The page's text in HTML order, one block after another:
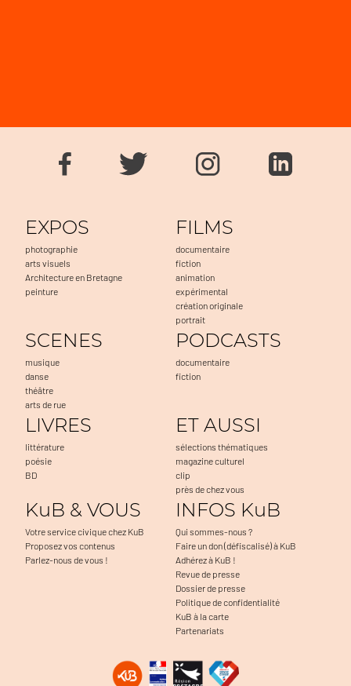
EXPOS
photographie
arts visuels
Architecture en Bretagne
peinture
FILMS
documentaire
fiction
animation
expérimental
création originale
portrait
SCENES
musique
danse
théâtre
arts de rue
PODCASTS
documentaire
fiction
LIVRES
littérature
poésie
BD
ET AUSSI
sélections thématiques
magazine culturel
clip
près de chez vous
KuB & VOUS
Votre service civique chez KuB
Proposez vos contenus
Parlez-nous de vous !
INFOS KuB
Qui sommes-nous ?
Faire un don (défiscalisé) à KuB
Adhérez à KuB !
Revue de presse
Dossier de presse
Politique de confidentialité
KuB à la carte
Partenariats